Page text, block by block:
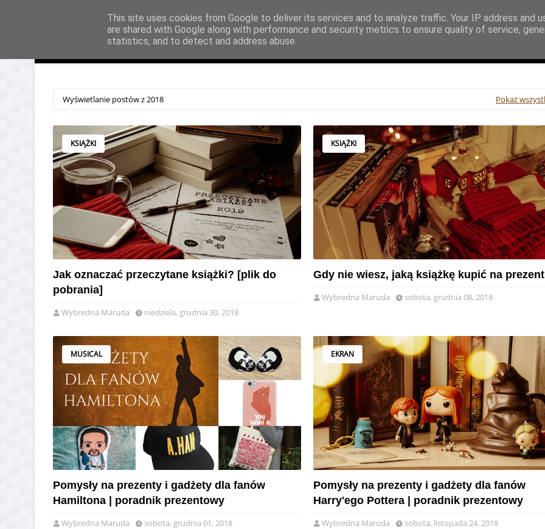
Strona główna O mnie Książki
Wyświetlanie postów z 2018 Pokaż
KSIĄŻKI
Jak oznaczać przeczytane książki? [plik do
pobrania]
Wybredna Maruda niedziela, grudnia 30, 2018
KSIĄŻKI
Gdy nie wiesz, jaką książkę kupić na prezent
Wybredna Maruda sobota, grudnia 08, 2018
MUSICAL
Pomysły na prezenty i gadżety dla fanów
Hamiltona | poradnik prezentowy
Wybredna Maruda sobota, grudnia 01, 2018
EKRAN
Pomysły na prezenty i gadżety dla fanów
Harry'ego Pottera | poradnik prezentowy
Wybredna Maruda sobota, listopada 24, 2018
This site uses cookies from Google to deliver its services and to analyze traffic. Your IP address and
are shared with Google along with performance and security metrics to ensure quality of service,
statistics, and to detect and address abuse.